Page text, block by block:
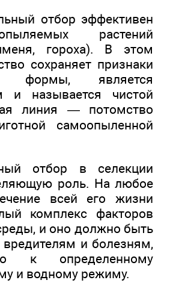
отбор эффективен
растений
гороха). В этом
сохраняет признаки
формы, является
и называется чистой
линия — потомство
самоопыленной
отбор в селекции
роль. На любое
всей его жизни
комплекс факторов
и оно должно быть
и болезням,
к определенному
и водному режиму.